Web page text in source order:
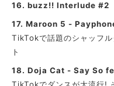
16. buzz!! Interlude #2
17. Maroon 5 -
TikTokで話題のシャッフ
ト
18. Doja Cat - Say So